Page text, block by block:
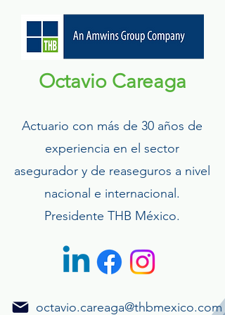
Octavio Careaga
Actuario con más de 30 años de
experiencia en el sector
asegurador y de reaseguros a nivel
nacional e internacional.
Presidente THB México.
octavio.careaga@thbmexico.com